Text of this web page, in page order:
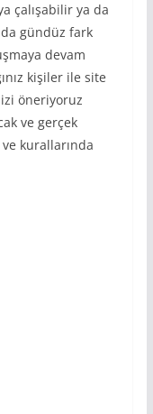
çalışabilir ya da
gündüz fark
devam
kişiler ile site
öneriyoruz
ve gerçek
kurallarında